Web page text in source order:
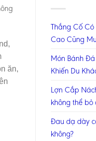
ăn,
Thắng Cố
Cao Cũng
Món Bánh
Khiến Du
Lợn Cắp
không thể bỏ
Đau dạ dày
không?